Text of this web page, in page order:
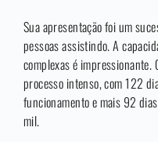
Sua apresentação foi um
pessoas assistindo. A
complexas é impressionante.
processo intenso, com 122
funcionamento e mais 92
mil.